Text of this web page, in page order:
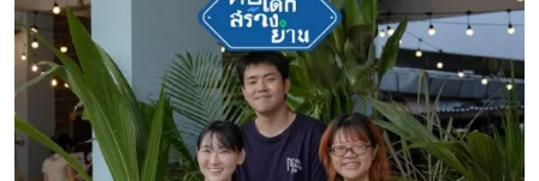
เปิดเป็นพื้นที่ธุรกิจเล็ก ๆ ที่น่าจับตามอง อาทิ คาเฟ่ ร้านเสื้อผ้า
แฟชั่น และร้านจำหน่ายงานออกแบบต่าง ๆ ได้มาสปาร์กจอย
ผุดไอเดียใหม่ ๆ ให้เกิดขึ้นในย่านเศรษฐกิจของเมือง ยิ่งกว่านั้น
ยังทำให้มีพื้นที่สำหรับคนได้มานั่งพูดคุยแลกเปลี่ยนไอเดีย
สร้างสรรค์ และร่วมมือกันขับเคลื่อนสิ่งเล็ก ๆ เพื่อเปลี่ยนเมืองไป